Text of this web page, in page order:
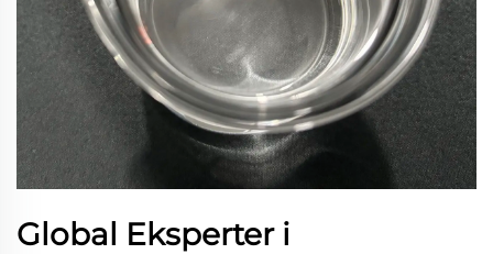
Global Eksperter i